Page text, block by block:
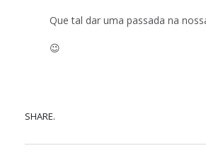
Que tal dar uma passada na
😉
SHARE.